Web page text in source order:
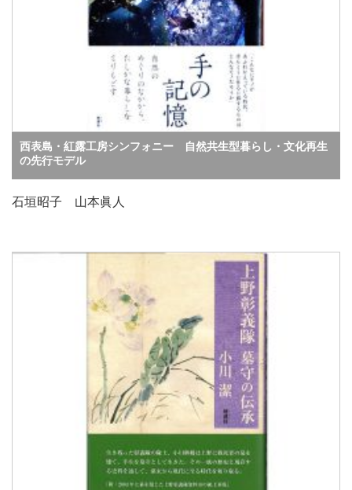
西表島・紅露工房シンフォニー 自然共生型暮らし・文化再生
の先行モデル
石垣昭子 山本眞人